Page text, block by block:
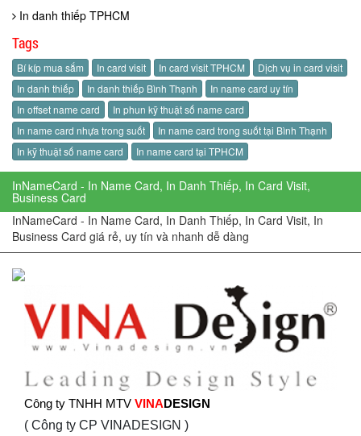
In danh thiếp TPHCM
Tags
Bí kíp mua sắm In card visit In card visit TPHCM
Dịch vụ in card visit
In danh thiếp
In danh thiếp Bình Thạnh
In name card uy tín
In offset name card
In phun kỹ thuật số name card
In name card nhựa trong suốt
In name card trong suốt tại Bình Thạnh
In kỹ thuật số name card
In name card tại TPHCM
InNameCard - In Name Card, In Danh Thiếp, In Card Visit,
Business Card
InNameCard - In Name Card, In Danh Thiếp, In Card Visit, In
Business Card giá rẻ, uy tín và nhanh dễ dàng
Công ty TNHH MTV VINADESIGN
( Công ty CP VINADESIGN )